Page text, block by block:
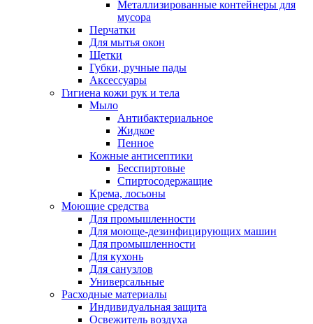
Металлизированные контейнеры для
мусора
Перчатки
Для мытья окон
Щетки
Губки, ручные пады
Аксессуары
Гигиена кожи рук и тела
Мыло
Антибактериальное
Жидкое
Пенное
Кожные антисептики
Бесспиртовые
Cпиртосодержащие
Крема, лосьоны
Моющие средства
Для промышленности
Для моюще-дезинфицирующих машин
Для промышленности
Для кухонь
Для санузлов
Универсальные
Расходные материалы
Индивидуальная защита
Освежитель воздуха